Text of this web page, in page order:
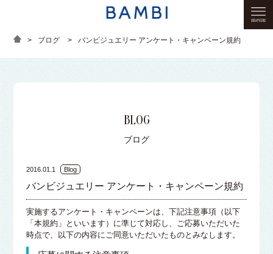
> ブログ > バンビジュエリー アンケート・キャンペーン規約
BLOG
ブログ
2016.01.1 Blog
バンビジュエリー アンケート・キャンペーン規約
実施するアンケート・キャンペーンは、下記注意事項（以下
「本規約」といいます）に準じて対応し、ご応募いただいた
時点で、以下の内容にご同意いただいたものとみなします。